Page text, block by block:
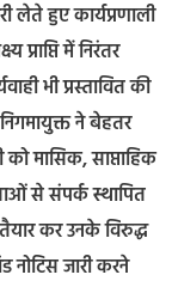
लेते हुए कार्यप्रणाली
प्राप्ति में निरंतर
भी प्रस्तावित की
ने बेहतर
मासिक, साप्ताहिक
से संपर्क स्थापित
कर उनके विरुद्ध
नोटिस जारी करने